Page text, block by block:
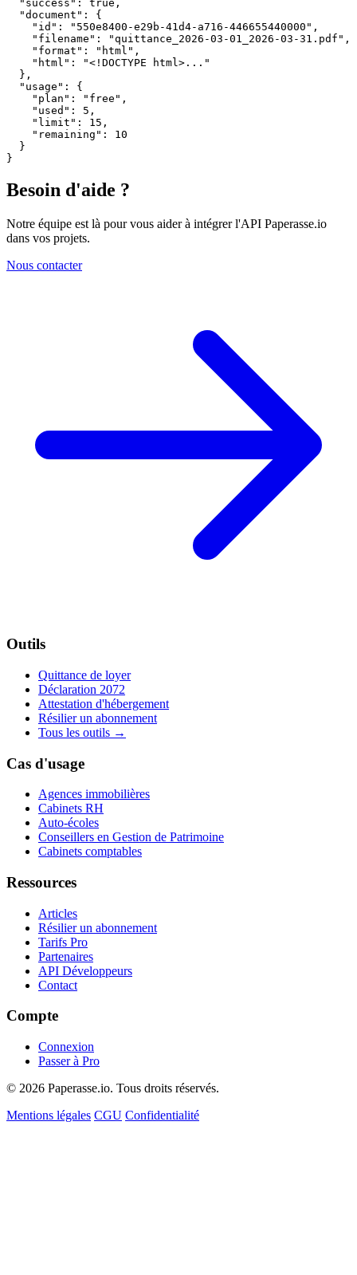
  "success": true,
  "document": {
    "id": "550e8400-e29b-41d4-a716-446655440000",
    "filename": "quittance_2026-03-01_2026-03-31.pdf",
    "format": "html",
    "html": "<!DOCTYPE html>..."
  },
  "usage": {
    "plan": "free",
    "used": 5,
    "limit": 15,
    "remaining": 10
  }
}
Besoin d'aide ?
Notre équipe est là pour vous aider à intégrer l'API Paperasse.io
dans vos projets.
Nous contacter
Outils
Quittance de loyer
Déclaration 2072
Attestation d'hébergement
Résilier un abonnement
Tous les outils →
Cas d'usage
Agences immobilières
Cabinets RH
Auto-écoles
Conseillers en Gestion de Patrimoine
Cabinets comptables
Ressources
Articles
Résilier un abonnement
Tarifs Pro
Partenaires
API Développeurs
Contact
Compte
Connexion
Passer à Pro
© 2026 Paperasse.io. Tous droits réservés.
Mentions légales CGU Confidentialité